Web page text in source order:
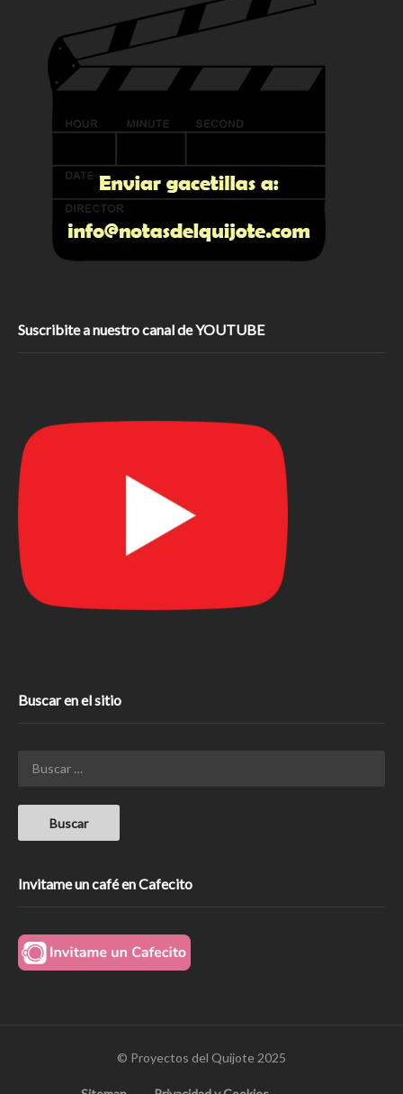
Suscribite a nuestro canal de YOUTUBE
Buscar en el sitio
Invitame un café en Cafecito
© Proyectos del Quijote 2025